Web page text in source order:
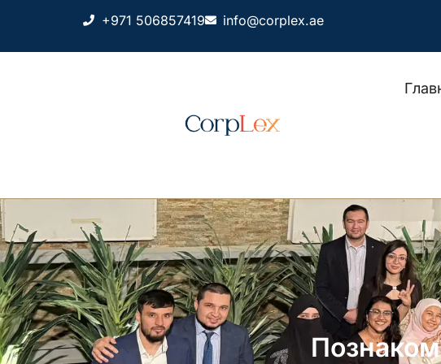
+971 506857419 info@corplex.ae